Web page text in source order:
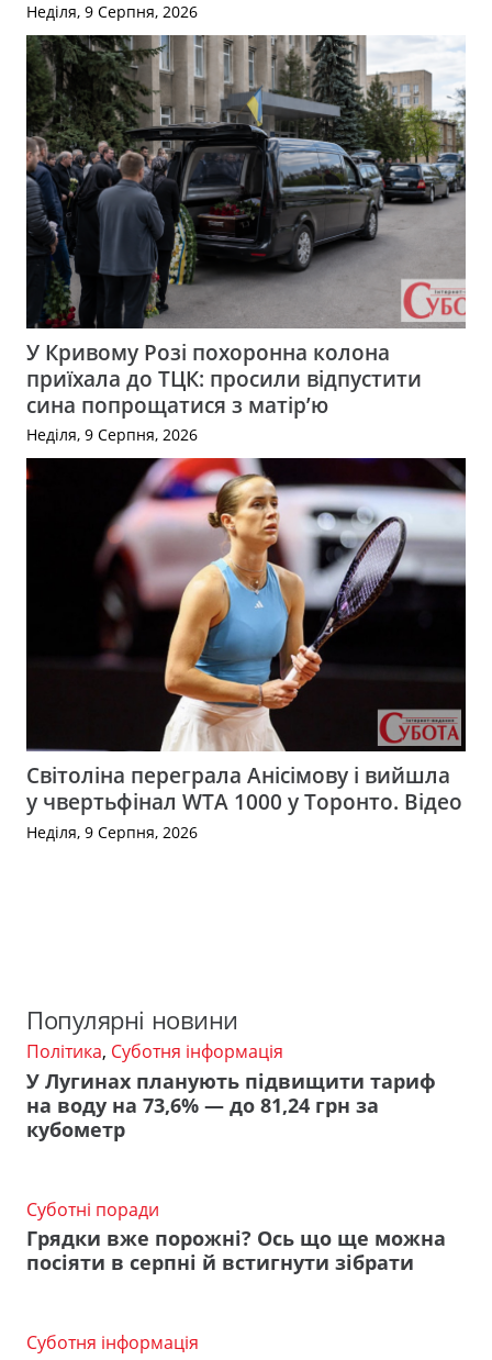
Неділя, 9 Серпня, 2026
У Кривому Розі похоронна колона
приїхала до ТЦК: просили відпустити
сина попрощатися з матір’ю
Неділя, 9 Серпня, 2026
Світоліна переграла Анісімову і вийшла
у чвертьфінал WTA 1000 у Торонто. Відео
Неділя, 9 Серпня, 2026
Популярні новини
Політика, Суботня інформація
У Лугинах планують підвищити тариф
на воду на 73,6% — до 81,24 грн за
кубометр
Суботні поради
Грядки вже порожні? Ось що ще можна
посіяти в серпні й встигнути зібрати
Суботня інформація